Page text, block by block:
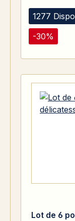
1277
-30%
Lot de 6